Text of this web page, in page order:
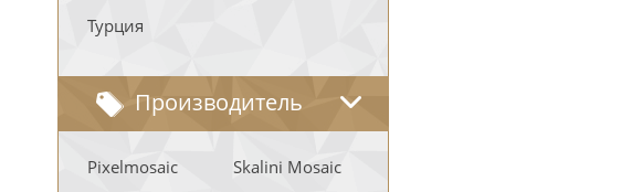
Турция
Производитель
Pixelmosaic
Skalini Mosaic